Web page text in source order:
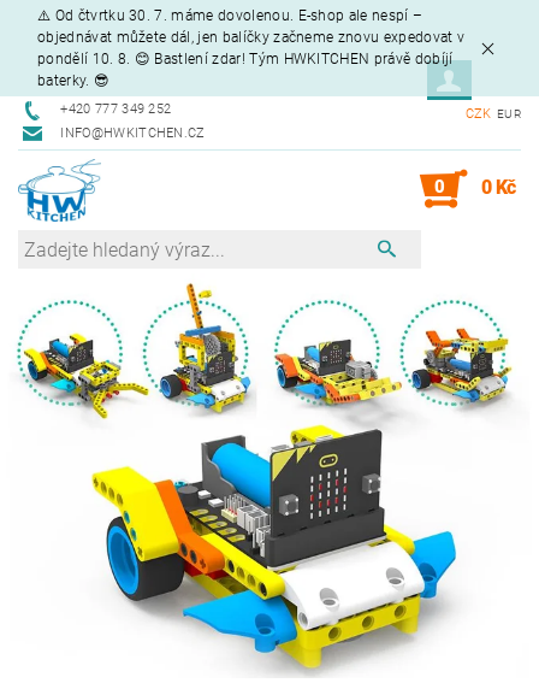
⚠️ Od čtvrtku 30. 7. máme dovolenou. E-shop ale nespí –
objednávat můžete dál, jen balíčky začneme znovu expedovat v
pondělí 10. 8. 😊 Bastlení zdar! Tým HWKITCHEN právě dobíjí
baterky. 😎
+420 777 349 252
INFO@HWKITCHEN.CZ
CZK EUR
0 0 Kč